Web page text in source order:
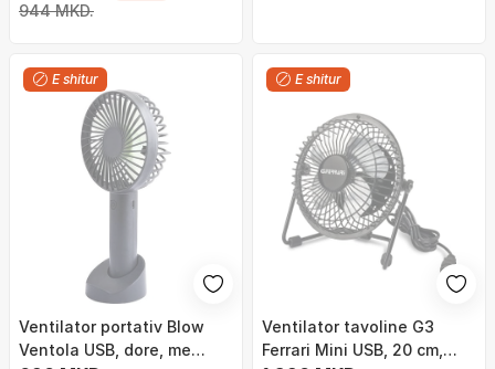
944 MKD.
E shitur
Ventilator portativ Blow
Ventola USB, dore, me
E shitur
Ventilator tavoline G3
Ferrari Mini USB, 20 cm,